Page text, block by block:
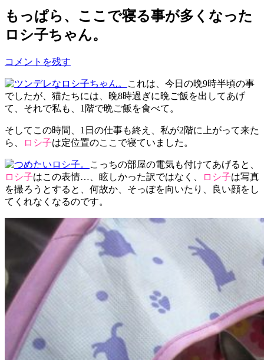
もっぱら、ここで寝る事が多くなった
ロシ子ちゃん。
コメントを残す
これは、今日の晩9時半頃の事
でしたが、猫たちには、晩8時過ぎに晩ご飯を出してあげ
て、それで私も、1階で晩ご飯を食べて。
そしてこの時間、1日の仕事も終え、私が2階に上がって来た
ら、
ロシ子は定位置のここで寝ていました。
こっちの部屋の電気も付けてあげると、
ロシ子はこの表情…、眩しかった訳ではなく、 ロシ子は写真
を撮ろうとすると、何故か、そっぽを向いたり、良い顔をし
てくれなくなるのです。